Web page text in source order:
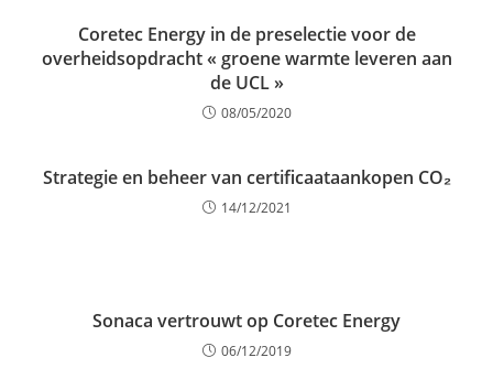
Coretec Energy in de preselectie voor de
overheidsopdracht « groene warmte leveren aan
de UCL »
08/05/2020
Strategie en beheer van certificaataankopen CO₂
14/12/2021
Sonaca vertrouwt op Coretec Energy
06/12/2019